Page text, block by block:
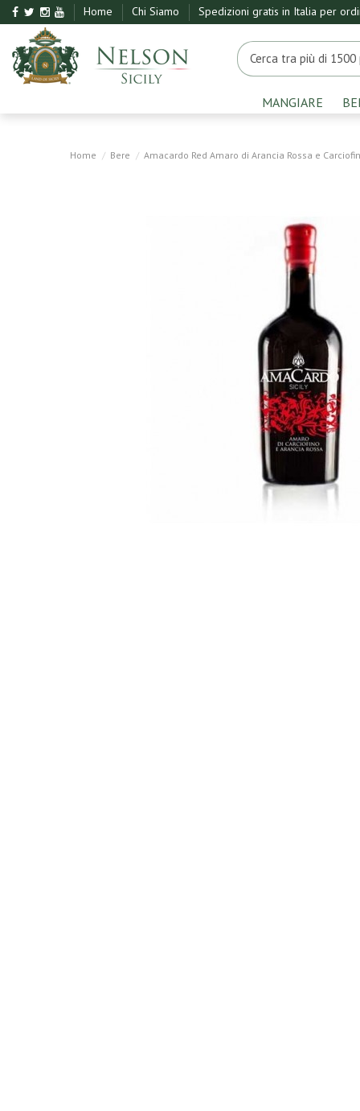
Home Chi Siamo Spedizioni gratis in Italia per
MANGIARE
Home Bere Amacardo Red Amaro di Arancia Rossa e